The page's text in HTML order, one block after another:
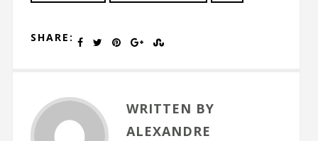
SHARE:
WRITTEN BY
ALEXANDRE